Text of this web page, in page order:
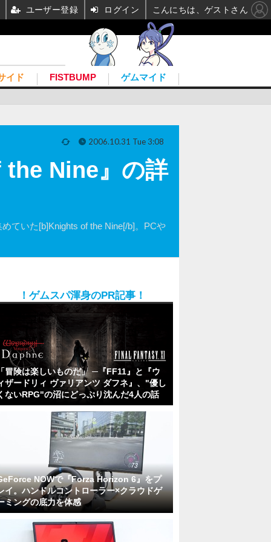
イド FISTBUMP ゲムマイド
Nine』の詳
ていた[b]Knights of the Nine[/b]。PCや
2006.10.31 Tue 3:08
！ゲムスパ渾身のPR記事！
冒険は楽しいものだ」 ─『FF11』と『ウ
ザードリィ ヴァリアンツ ダフネ』、"優し
ないRPG"の沼にどっぷり沈んだ4人の話
NOWで『Forza Horizon 6』をプ
イ。ハンドルコントローラー×クラウドゲ
ミングの底力を体感
ユーザー登録 ログイン こんにちは、ゲストさん